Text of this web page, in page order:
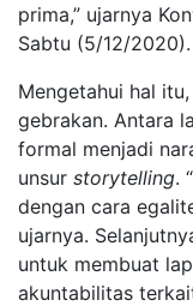
prima,” ujarnya
Sabtu (5/12/2020).
Mengetahui hal
gebrakan. Antara
formal menjadi
unsur storytelling.
dengan cara
ujarnya.
untuk membuat
akuntabilitas